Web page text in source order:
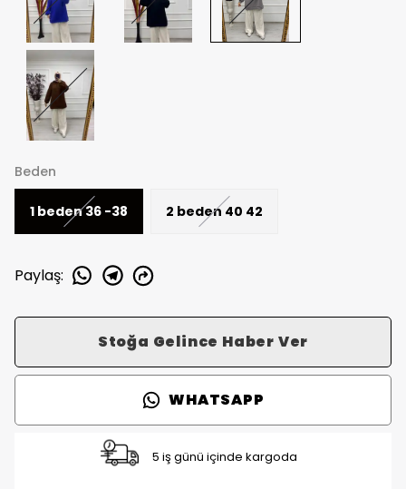
Beden
1 beden 36 -38 2 beden 40 42
Paylaş:
Stoğa Gelince Haber Ver
WHATSAPP
5 iş günü içinde kargoda